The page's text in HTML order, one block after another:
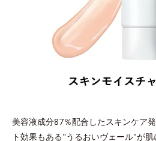
美容液成分87％配合したスキンケア
ト効果もある"うるおいヴェール"が